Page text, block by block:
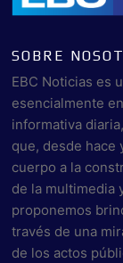
SOBRE
EBC Noticias es
esencialmente
informativa
que, desde hace
cuerpo a la
de la multimedia
proponemos
través de una
de los actos